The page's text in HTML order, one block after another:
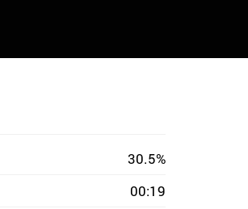
30.5%
00:19